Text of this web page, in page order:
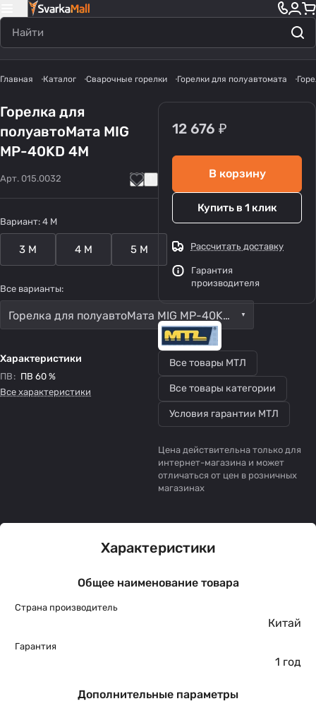
Главная Каталог Сварочные горелки Горелки для полуавтомата
Горелка для
полуавтоМата MIG
MP-40KD 4М
Арт. 015.0032
Вариант: 4 M
3 M 4 M 5 M
Все варианты:
Горелка для полуавтоМата MIG MP-40KD 4М
Характеристики
ПВ : ПВ 60 %
Все характеристики
12 676 ₽
В корзину
Купить в 1 клик
Рассчитать доставку
Гарантия
производителя
Все товары МТЛ
Все товары категории
Условия гарантии МТЛ
Цена действительна только для
интернет-магазина и может
отличаться от цен в розничных
магазинах
Характеристики
Общее наименование товара
Страна производитель
Китай
Гарантия
1 год
Дополнительные параметры